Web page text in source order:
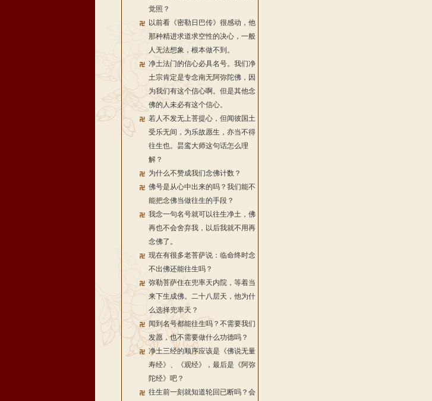
觉照？
以前看《密勒日巴传》很感动，他
那种精进求道求空性的决心，一般
人无法想象，根本做不到。
净土法门的信心必具名号。我们净
土宗肯定是专念南无阿弥陀佛，因
为我们有这个信心啊。但是其他念
佛的人未必有这个信心。
若人不发无上菩提心，但闻彼国土
受乐无间，为乐故愿生，亦当不得
往生也。昙鸾大师这句话怎么理
解？
为什么不赞成我们念佛计数？
佛号是从心中出来的吗？我们能不
能把念佛当做往生的手段？
我念一句名号就可以往生净土，佛
再也不会舍弃我，以后我就不用再
念佛了。
现在有很多老菩萨说：临命终时念
不出佛还能往生吗？
弥勒菩萨住在兜率天内院，等着当
来下生成佛。二十八层天，他为什
么选择兜率天？
闻到名号都能往生吗？不需要我们
发愿，也不需要做什么功德吗？
净土三经的顺序应该是《佛说无量
寿经》、《观经》，最后是《阿弥
陀经》吧？
往生前一刻就知道轮回已断吗？会